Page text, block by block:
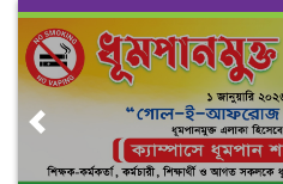
Skip
content
Previous